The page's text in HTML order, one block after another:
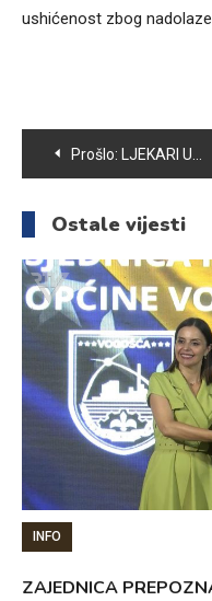
ushićenost zbog
Navigacija
članaka
Prošlo: LJEKARI UPOZORAVAJU NA STOMAČNI VIRUS
Ostale vijesti
INFO
ZAJEDNICA